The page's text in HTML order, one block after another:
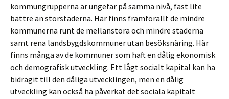
kommungrupperna är ungefär på samma nivå, fast lite
bättre än storstäderna. Här finns framförallt de mindre
kommunerna runt de mellanstora och mindre städerna
samt rena landsbygdskommuner utan besöksnäring. Här
finns många av de kommuner som haft en dålig ekonomisk
och demografisk utveckling. Ett lågt socialt kapital kan ha
bidragit till den dåliga utvecklingen, men en dålig
utveckling kan också ha påverkat det sociala kapitalt